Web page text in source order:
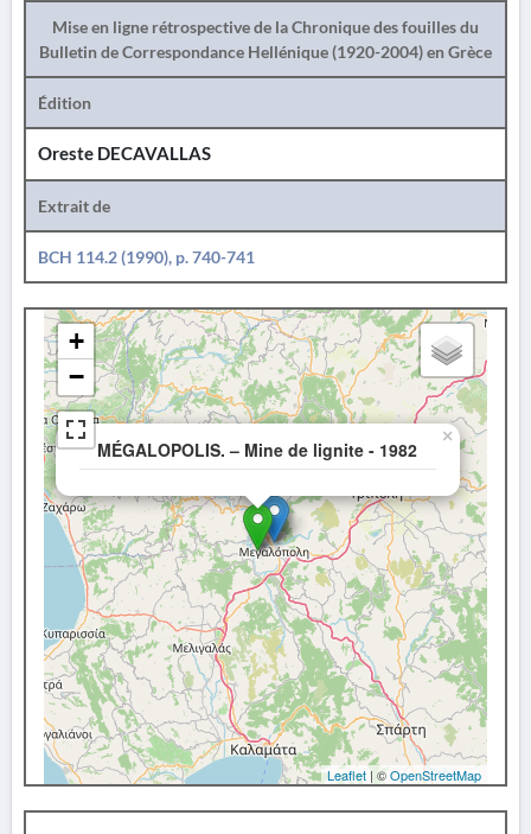
Mise en ligne rétrospective de la Chronique des fouilles du
Bulletin de Correspondance Hellénique (1920-2004) en Grèce
Édition
Oreste DECAVALLAS
Extrait de
BCH 114.2 (1990), p. 740-741
MÉGALOPOLIS. – Mine de lignite - 1982
×
+
−
Leaflet | ©OpenStreetMap